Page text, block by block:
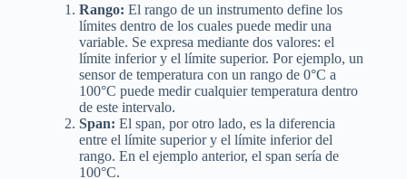
Rango: El rango de un instrumento define los
límites dentro de los cuales puede medir una
variable. Se expresa mediante dos valores: el
límite inferior y el límite superior. Por ejemplo, un
sensor de temperatura con un rango de 0°C a
100°C puede medir cualquier temperatura dentro
de este intervalo.
Span:El span, por otro lado, es la diferencia
entre el límite superior y el límite inferior del
rango. En el ejemplo anterior, el span sería de
100°C.